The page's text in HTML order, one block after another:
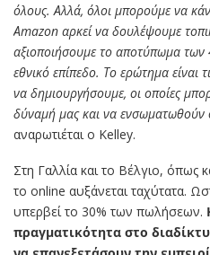
όλους. Αλλά, όλοι μπορούμε να
Αmazon αρκεί να δουλέψουμε
αξιοποιήσουμε το αποτύπωμα
εθνικό επίπεδο. Το ερώτημα είναι
να δημιουργήσουμε, οι οποίες
δύναμή μας και να ενσωματωθούν
αναρωτιέται ο Kelley.
Στη Γαλλία και το Βέλγιο, όπως
το online αυξάνεται ταχύτατα.
υπερβεί το 30% των πωλήσεων.
πραγματικότητα στο